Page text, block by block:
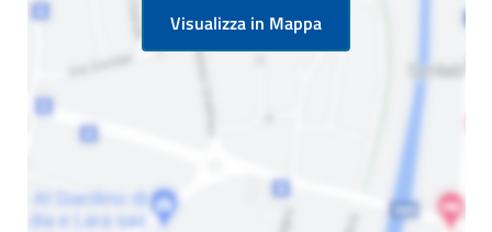
Visualizza in Mappa